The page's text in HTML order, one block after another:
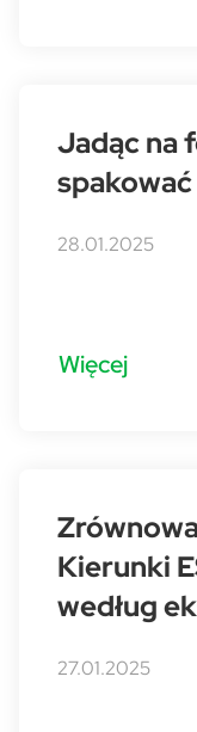
Jadąc na
28.01.2025
Więcej
Kierunki
według
27.01.2025